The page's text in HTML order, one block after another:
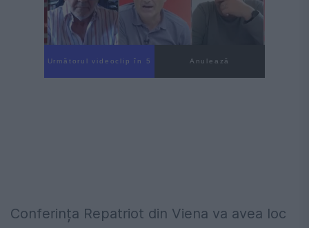
Următorul videoclip în 3 Anulează
Conferința Repatriot din Viena va avea loc